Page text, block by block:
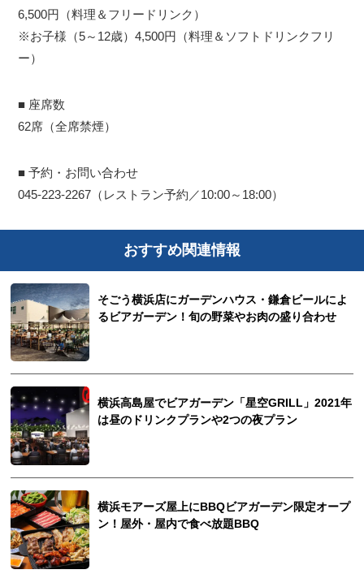
6,500円（料理＆フリードリンク）
※お子様（5～12歳）4,500円（料理＆ソフトドリンクフリ
ー）
■ 座席数
62席（全席禁煙）
■ 予約・お問い合わせ
045-223-2267（レストラン予約／10:00～18:00）
おすすめ関連情報
そごう横浜店にガーデンハウス・鎌倉ビールによ
るビアガーデン！旬の野菜やお肉の盛り合わせ
横浜高島屋でビアガーデン「星空GRILL」2021年
は昼のドリンクプランや2つの夜プラン
横浜モアーズ屋上にBBQビアガーデン限定オープ
ン！屋外・屋内で食べ放題BBQ